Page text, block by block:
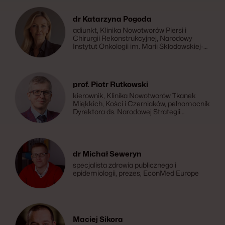
dr Katarzyna Pogoda
adiunkt, Klinika Nowotworów Piersi i
Chirurgii Rekonstrukcyjnej, Narodowy
Instytut Onkologii im. Marii Skłodowskiej-
prof. Piotr Rutkowski
kierownik, Klinika Nowotworów Tkanek
Miękkich, Kości i Czerniaków, pełnomocnik
Dyrektora ds. Narodowej Strategii
Zespołu Ministra Zdrowia ds. Narodowej
Strategii Onkologicznej, przewodniczący,
Polskie Towarzystwo Onkologiczne
dr Michał Seweryn
specjalista zdrowia publicznego i
epidemiologii, prezes, EconMed Europe
Maciej Sikora